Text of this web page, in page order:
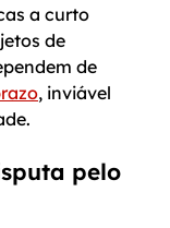
a curto
de
de
, inviável
pelo